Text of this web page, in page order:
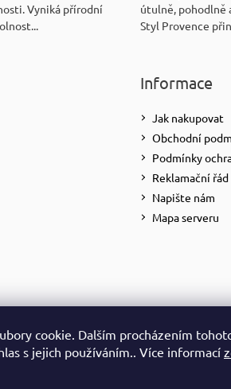
cookie. Dalším procházením
s jejich používáním.. Více informací
Vyniká přírodní
útulně, pohodlně
Styl Provence
na Instagramu
Informace
Jak nakupovat
Obchodní
Podmínky
Reklamační řád
Napište nám
Mapa serveru